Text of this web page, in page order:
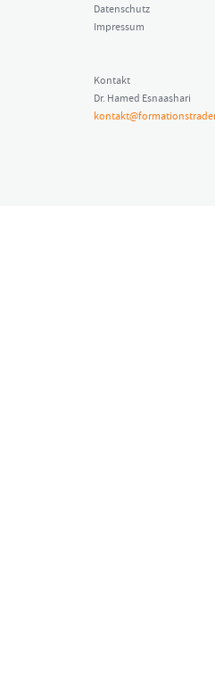
Datenschutz
Impressum
Kontakt
Dr. Hamed Esnaashari